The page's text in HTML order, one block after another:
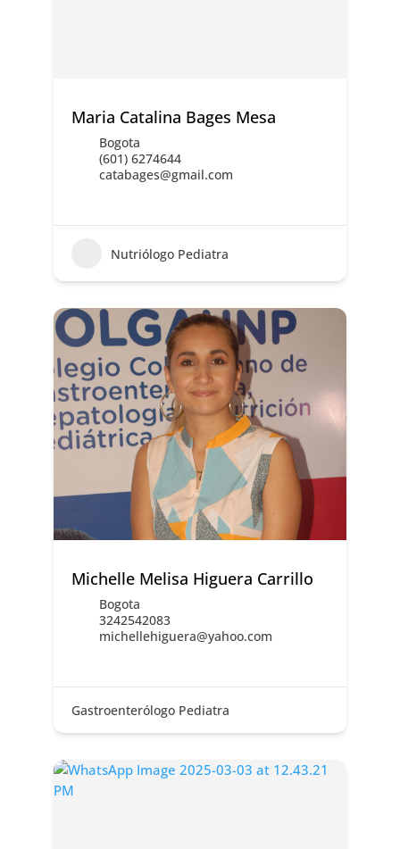
Maria Catalina Bages Mesa
Bogota
(601) 6274644
catabages@gmail.com
Nutriólogo Pediatra
Michelle Melisa Higuera Carrillo
Bogota
3242542083
michellehiguera@yahoo.com
Gastroenterólogo Pediatra